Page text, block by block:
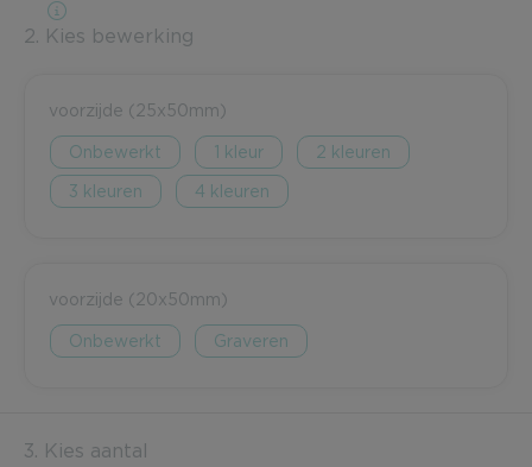
2. Kies bewerking
voorzijde (25x50mm)
Onbewerkt 1 2
3 4
voorzijde (20x50mm)
Onbewerkt Graveren
3. Kies aantal